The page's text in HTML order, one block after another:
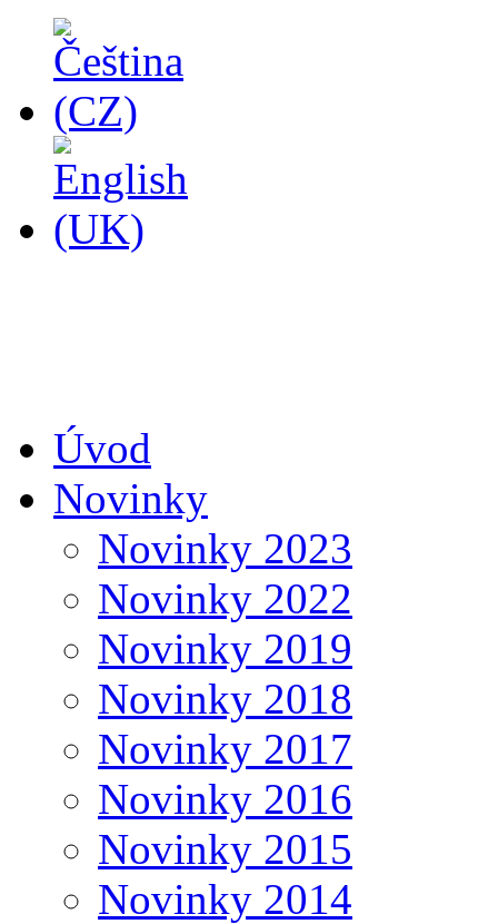
Úvod
Novinky
Novinky 2023
Novinky 2022
Novinky 2019
Novinky 2018
Novinky 2017
Novinky 2016
Novinky 2015
Novinky 2014